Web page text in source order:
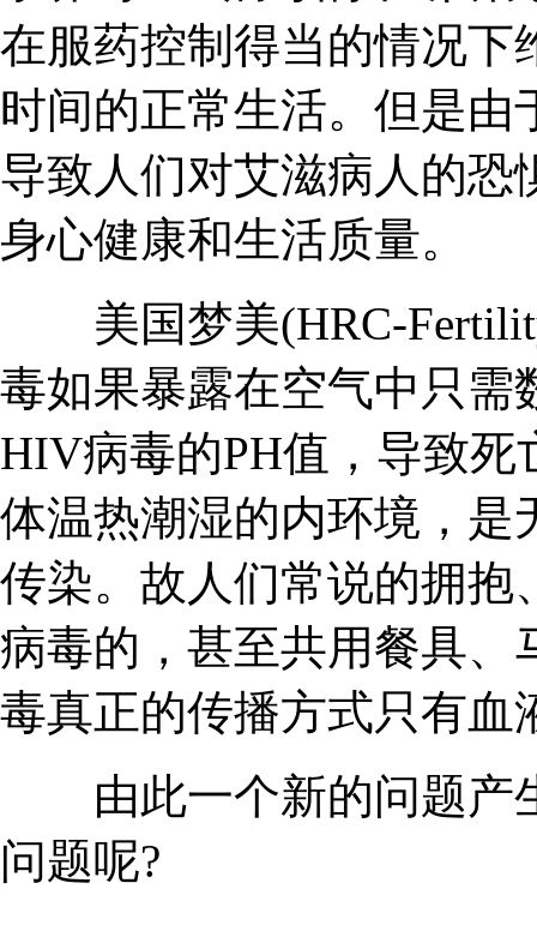
在服药控制得当的情况下
时间的正常生活。但是
导致人们对艾滋病人的恐
身心健康和生活质量。
美国梦美(HRC-
毒如果暴露在空气中只需
HIV病毒的PH值，导致
体温热潮湿的内环境，是
传染。故人们常说的拥
病毒的，甚至共用餐具
毒真正的传播方式只有血
由此一个新的问题产
问题呢?